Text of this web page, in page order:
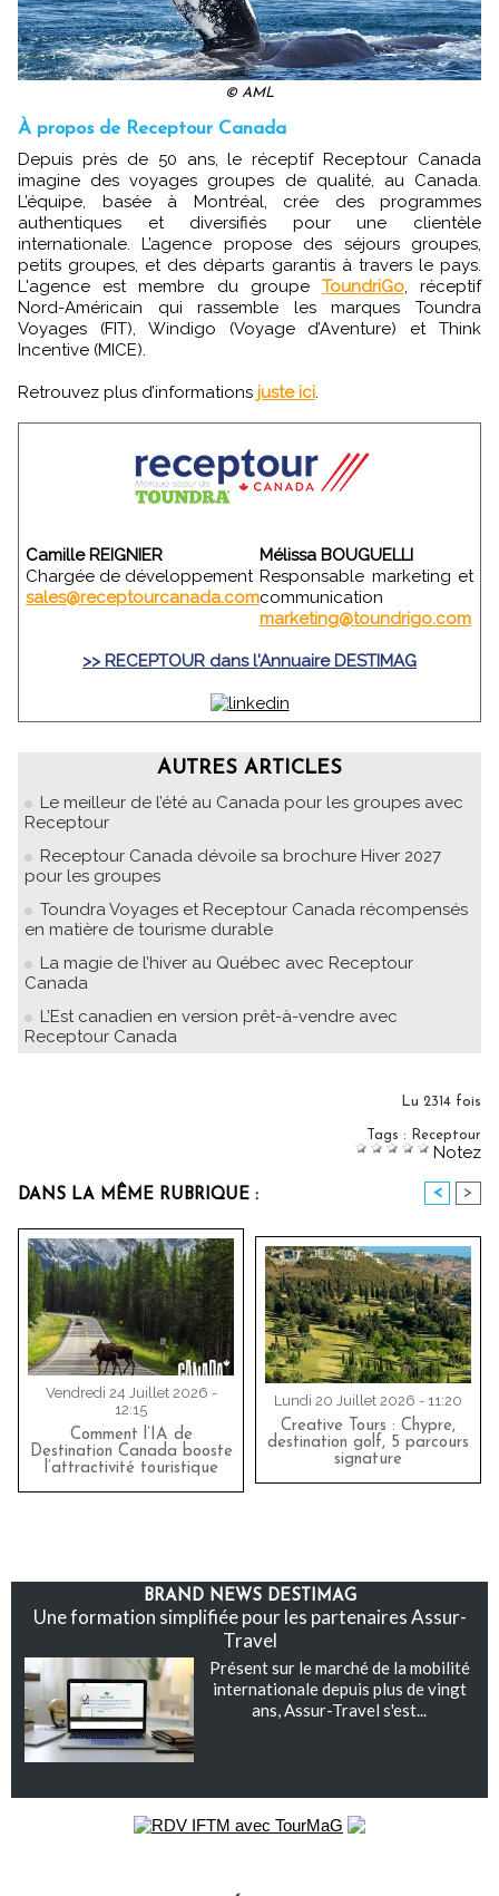
© AML
À propos de Receptour Canada
Depuis près de 50 ans, le réceptif Receptour Canada
imagine des voyages groupes de qualité, au Canada.
L’équipe, basée à Montréal, crée des programmes
authentiques et diversifiés pour une clientèle
internationale. L’agence propose des séjours groupes,
petits groupes, et des départs garantis à travers le pays.
L'agence est membre du groupe ToundriGo, réceptif
Nord-Américain qui rassemble les marques Toundra
Voyages (FIT), Windigo (Voyage d’Aventure) et Think
Incentive (MICE).
Retrouvez plus d’informations juste ici.
Camille REIGNIER
Chargée de développement
sales@receptourcanada.com
Mélissa BOUGUELLI
Responsable marketing et
communication
marketing@toundrigo.com
>> RECEPTOUR dans l'Annuaire DESTIMAG
AUTRES ARTICLES
Le meilleur de l’été au Canada pour les groupes avec
Receptour
Receptour Canada dévoile sa brochure Hiver 2027
pour les groupes
Toundra Voyages et Receptour Canada récompensés
en matière de tourisme durable
La magie de l’hiver au Québec avec Receptour
Canada
L’Est canadien en version prêt-à-vendre avec
Receptour Canada
Lu 2314 fois
Tags : Receptour
Notez
DANS LA MÊME RUBRIQUE : < >
Vendredi 24 Juillet 2026 -
12:15
Comment l’IA de
Destination Canada booste
l’attractivité touristique
Lundi 20 Juillet 2026 - 11:20
Creative Tours : Chypre,
destination golf, 5 parcours
signature
BRAND NEWS DESTIMAG
Une formation simplifiée pour les partenaires Assur-
Travel
Présent sur le marché de la mobilité
internationale depuis plus de vingt
ans, Assur-Travel s'est...